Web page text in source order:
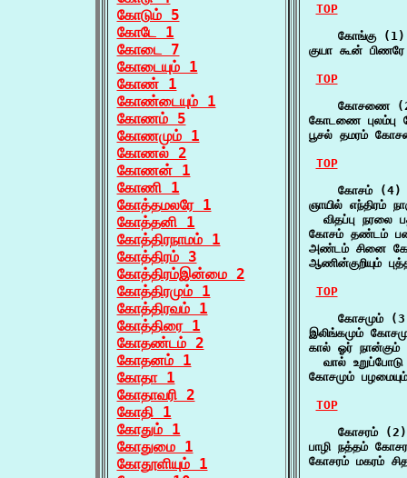
கோடும் 5
கோடே 1
கோடை 7
கோடையும் 1
கோண் 1
கோண்டையும் 1
கோணம் 5
கோணமும் 1
கோணல் 2
கோணன் 1
கோணி 1
கோத்தமலரே 1
கோத்தனி 1
கோத்திரநாமம் 1
கோத்திரம் 3
கோத்திரம்இன்மை 2
கோத்திரமும் 1
கோத்திரவம் 1
கோத்திரை 1
கோதண்டம் 2
கோதனம் 1
கோதா 1
கோதாவரி 2
கோதி 1
கோதும் 1
கோதுமை 1
கோதூளியும் 1
TOP
    கோங்கு (1)
குயா கூன்
TOP
கோசணை
கோடணை
பூசல் தமரம்
TOP
    கோசம் (4)
ஞாயில் எந்திரம்
விதப்பு நரலை
கோசம் தண்டம்
அண்டம் சினை
ஆணின்குறியும்
TOP
கோசமும்
இலிங்கமும்
கால் ஓர் நான்கும்
வால்
கோசமும்
TOP
    கோசரம் (2)
பாழி நத்தம்
கோசரம் மகரம்